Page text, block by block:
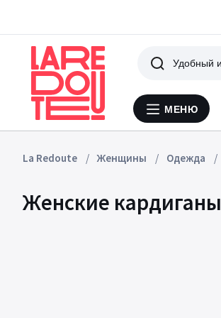
Меню
МЕНЮ
Поиск
La Redoute Женщины Одежда
Женские кардиганы